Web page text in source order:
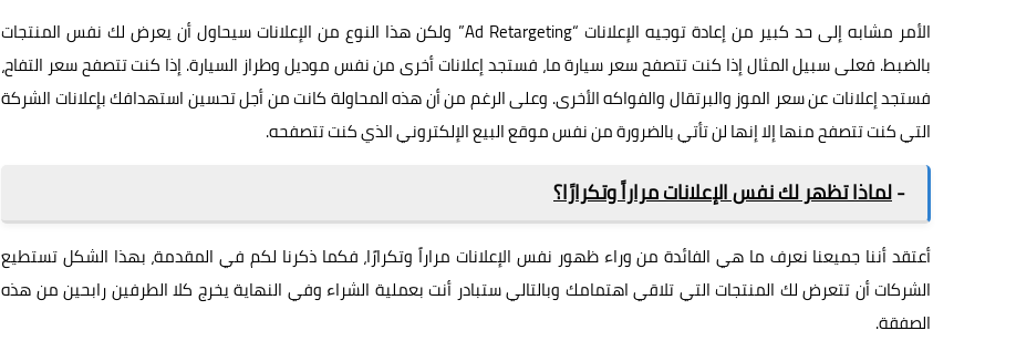
الأمر مشابه إلى حد كبير من إعادة توجيه الإعلانات “Ad Retargeting” ولكن هذا النوع من الإعلانات سيحاول أن يعرض لك نفس المنتجات
بالضبط. فعلى سبيل المثال إذا كنت تتصفح سعر سيارة ما، فستجد إعلانات أخرى من نفس موديل وطراز السيارة. إذا كنت تتصفح سعر التفاح،
فستجد إعلانات عن سعر الموز والبرتقال والفواكه الأخرى. وعلى الرغم من أن هذه المحاولة كانت من أجل تحسين استهدافك بإعلانات الشركة
التي كنت تتصفح منها إلا إنها لن تأتي بالضرورة من نفس موقع البيع الإلكتروني الذي كنت تتصفحه.
-لماذا تظهر لك نفس الإعلانات مراراً وتكرارًا؟
أعتقد أننا جميعنا نعرف ما هي الفائدة من وراء ظهور نفس الإعلانات مراراً وتكرارًا، فكما ذكرنا لكم في المقدمة، بهذا الشكل تستطيع
الشركات أن تتعرض لك المنتجات التي تلاقي اهتمامك وبالتالي ستبادر أنت بعملية الشراء وفي النهاية يخرج كلا الطرفين رابحين من هذه
الصفقة.